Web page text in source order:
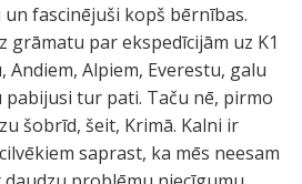
fascinējuši kopš bērnības.
grāmatu par ekspedīcijām uz K1
Andiem, Alpiem, Everestu, galu
pabijusi tur pati. Taču nē, pirmo
šobrīd, šeit, Krimā. Kalni ir
saprast, ka mēs neesam